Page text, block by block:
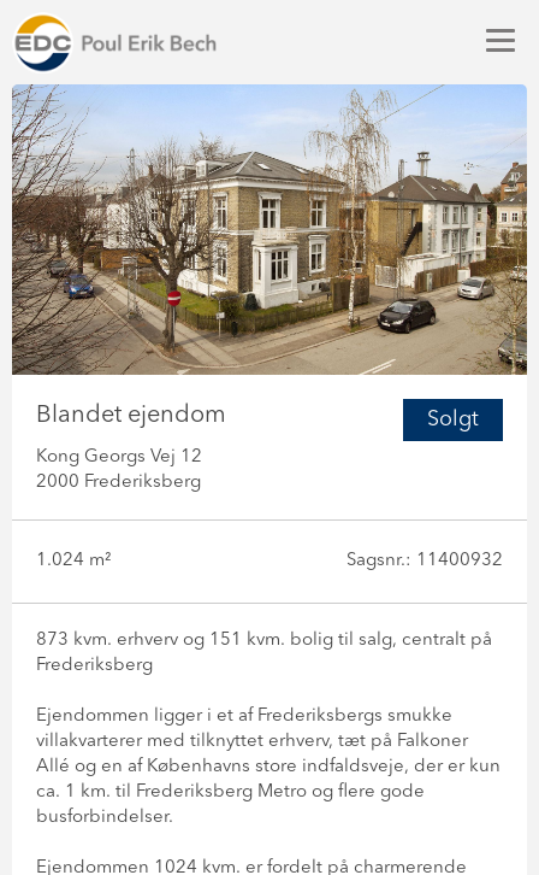
Solgt
Blandet ejendom
Kong Georgs Vej 12
2000 Frederiksberg
1.024 m² Sagsnr.: 11400932
873 kvm. erhverv og 151 kvm. bolig til salg, centralt på
Frederiksberg
Ejendommen ligger i et af Frederiksbergs smukke
villakvarterer med tilknyttet erhverv, tæt på Falkoner
Allé og en af Københavns store indfaldsveje, der er kun
ca. 1 km. til Frederiksberg Metro og flere gode
busforbindelser.
Ejendommen 1024 kvm. er fordelt på charmerende